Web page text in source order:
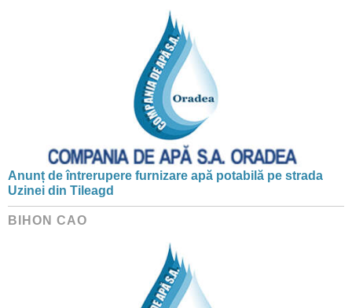
Anunț de întrerupere furnizare apă potabilă pe strada
Uzinei din Tileagd
BIHON CAO